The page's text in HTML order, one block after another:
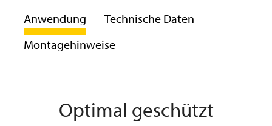
Anwendung
Technische Daten
Montagehinweise
Optimal geschützt